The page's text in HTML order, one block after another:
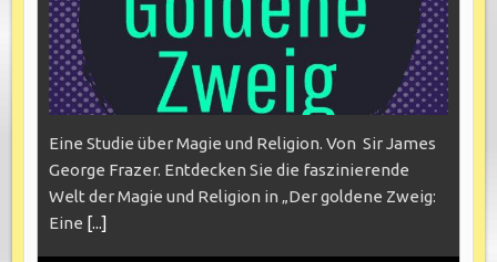
Eine Studie über Magie und Religion. Von Sir James
George Frazer. Entdecken Sie die faszinierende
Welt der Magie und Religion in „Der goldene Zweig:
Eine [...]